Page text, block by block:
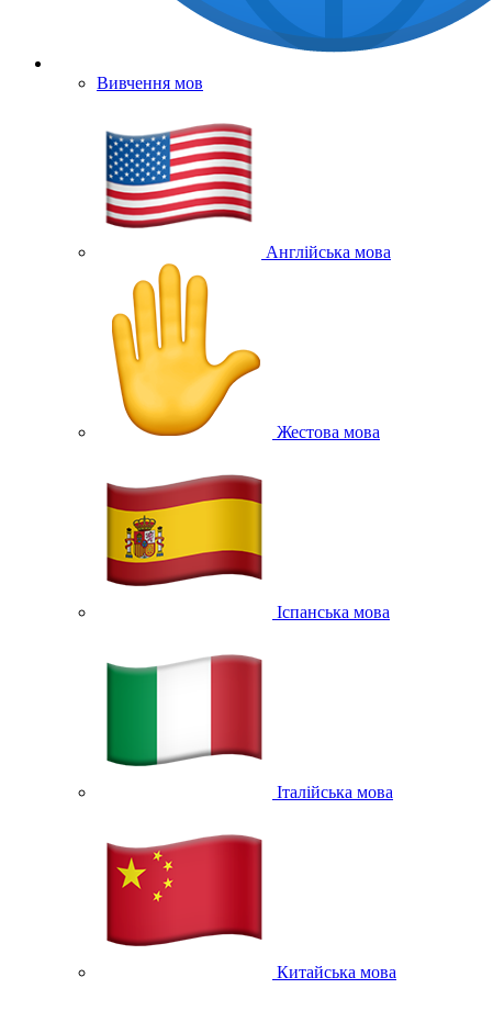
Вивчення мов
Англійська мова
Жестова мова
Іспанська мова
Італійська мова
Китайська мова